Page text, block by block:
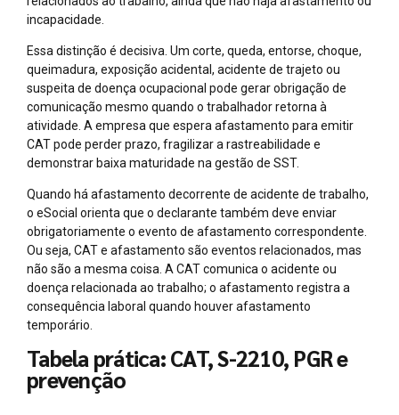
incapacidade.
Essa distinção é decisiva. Um corte, queda, entorse, choque,
queimadura, exposição acidental, acidente de trajeto ou
suspeita de doença ocupacional pode gerar obrigação de
comunicação mesmo quando o trabalhador retorna à
atividade. A empresa que espera afastamento para emitir
CAT pode perder prazo, fragilizar a rastreabilidade e
demonstrar baixa maturidade na gestão de SST.
Quando há afastamento decorrente de acidente de trabalho,
o eSocial orienta que o declarante também deve enviar
obrigatoriamente o evento de afastamento correspondente.
Ou seja, CAT e afastamento são eventos relacionados, mas
não são a mesma coisa. A CAT comunica o acidente ou
doença relacionada ao trabalho; o afastamento registra a
consequência laboral quando houver afastamento
temporário.
Tabela prática: CAT, S-2210, PGR e
prevenção